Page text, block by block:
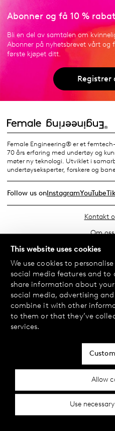
This website uses cookies
We use cookies to
social media features and to
share information about
social media, advertising
combine it with other
to them or that they’ve
services.
Allow
Use
Abonner og få 10 %
Bli en del av samtalen om
Abonner på nyhetsbrevet vårt og
første kjøpet ditt.
Registrer
Female Engineering® er et
70 års erfaring med undertøy og
møter ny teknologi. Utviklet i
undertøyseksperter, forskere og
Follow us onInstagramYouTube
Kontakt
Om oss
Finn din
Vanlige
Vilkår
Bytte og
Cookie-